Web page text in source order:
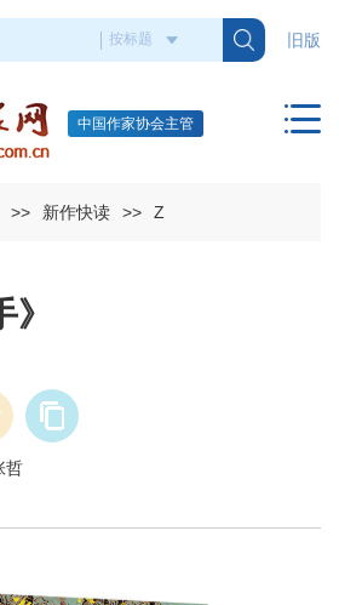
旧版
中国作家协会主管
>> 新作快读 >> Z
张哲